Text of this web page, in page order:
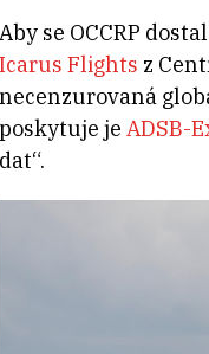
Aby se OCCRP
Icarus Flights z
necenzurovaná
poskytuje je ADSB-
dat“.